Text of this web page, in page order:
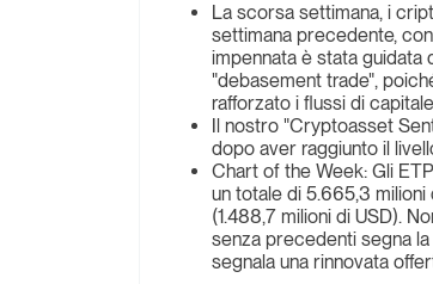
La scorsa settimana, i
settimana precedente,
impennata è stata guidata
"debasement trade",
rafforzato i flussi di
Il nostro "Cryptoasset
dopo aver raggiunto il
Chart of the Week: Gli
un totale di 5.665,3 milioni
(1.488,7 milioni di USD).
senza precedenti segna
segnala una rinnovata